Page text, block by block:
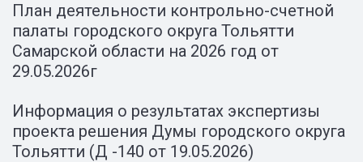
План деятельности контрольно-счетной
палаты городского округа Тольятти
Самарской области на 2026 год от
29.05.2026г
Информация о результатах экспертизы
проекта решения Думы городского округа
Тольятти (Д -140 от 19.05.2026)